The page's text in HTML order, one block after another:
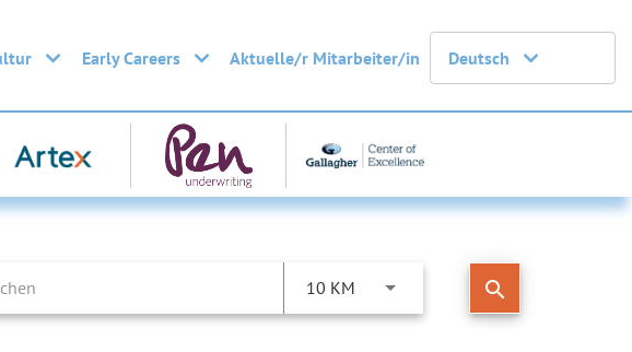
Early Careers Aktuelle/r Mitarbeiter/in Deutsch
10 KM search